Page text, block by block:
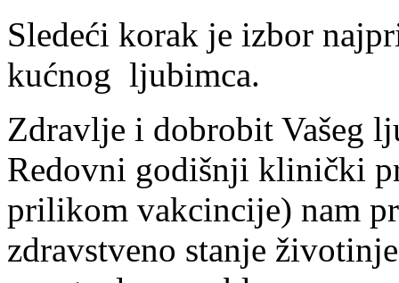
Sledeći korak je izbor
kućnog ljubimca.
Zdravlje i dobrobit Vašeg
Redovni godišnji klinički
prilikom vakcincije) nam
zdravstveno stanje